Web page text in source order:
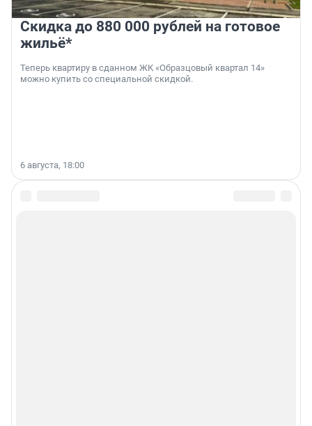
Скидка до 880 000 рублей на готовое
жильё*
Теперь квартиру в сданном ЖК «Образцовый квартал 14»
можно купить со специальной скидкой.
6 августа, 18:00